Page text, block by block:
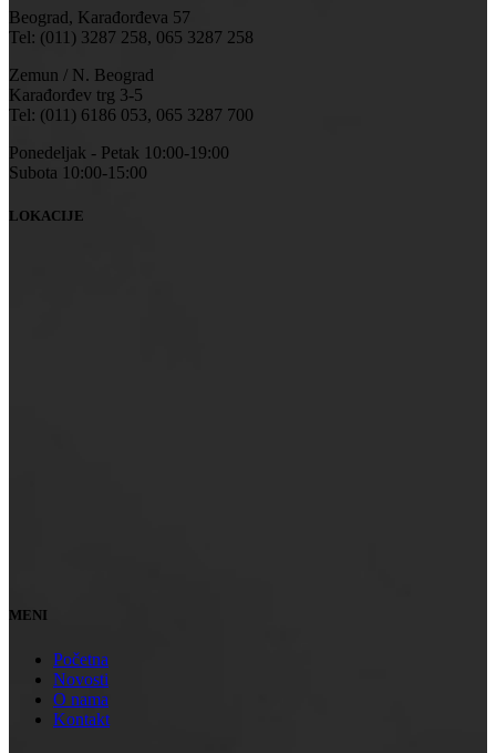
Beograd, Karađorđeva 57
Tel: (011) 3287 258, 065 3287 258
Zemun / N. Beograd
Karađorđev trg 3-5
Tel: (011) 6186 053, 065 3287 700
Ponedeljak - Petak 10:00-19:00
Subota 10:00-15:00
LOKACIJE
MENI
Početna
Novosti
O nama
Kontakt